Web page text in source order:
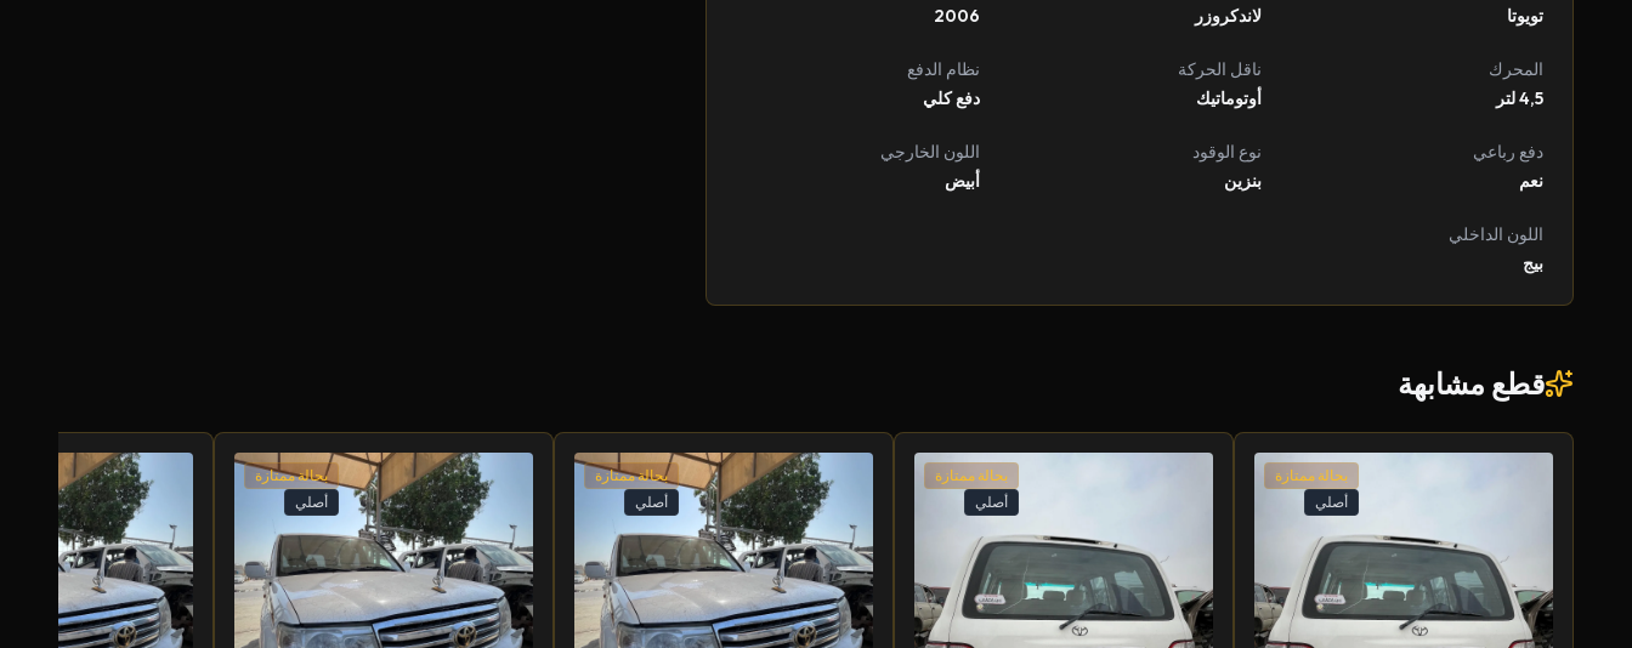
تويوتا
لاندكروزر
2006
المحرك
4,5 لتر
ناقل الحركة
أوتوماتيك
نظام الدفع
دفع كلي
دفع رباعي
نعم
نوع الوقود
بنزين
اللون الخارجي
أبيض
اللون الداخلي
بيج
قطع مشابهة
بحالة ممتازة
أصلي
بحالة ممتازة
أصلي
بحالة ممتازة
أصلي
بحالة ممتازة
أصلي